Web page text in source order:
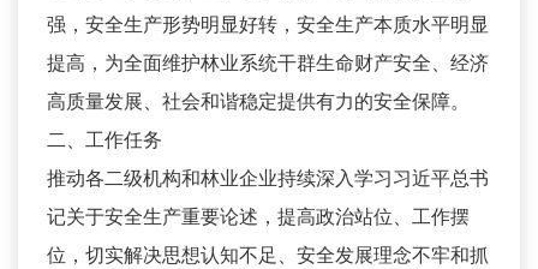
强，安全生产形势明显好转，安全生产本质水平明显
提高，为全面维护林业系统干群生命财产安全、经济
高质量发展、社会和谐稳定提供有力的安全保障。
二、工作任务
推动各二级机构和林业企业持续深入学习习近平总书
记关于安全生产重要论述，提高政治站位、工作摆
位，切实解决思想认知不足、安全发展理念不牢和抓